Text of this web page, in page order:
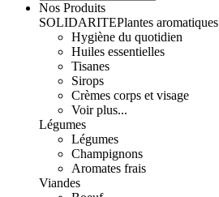
Nos Produits
SOLIDARITEPlantes aromatiques
Hygiène du quotidien
Huiles essentielles
Tisanes
Sirops
Crèmes corps et visage
Voir plus...
Légumes
Légumes
Champignons
Aromates frais
Viandes